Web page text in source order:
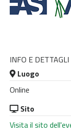
INFO E DETTAGLI
Luogo
Online
Sito
Visita il sito